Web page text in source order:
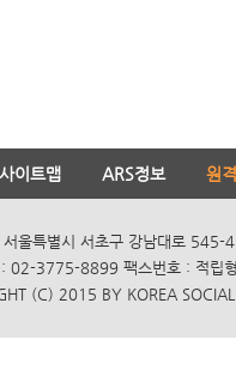
사이트맵 ARS정보 원
울특별시 서초구 강남대로 545-
: 02-3775-8899 팩스번호 : 적립
(C) 2015 BY KOREA SOCIAL